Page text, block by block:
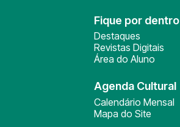
Fique por dentro
Destaques
Revistas Digitais
Área do Aluno
Agenda Cultural
Calendário Mensal
Mapa do Site